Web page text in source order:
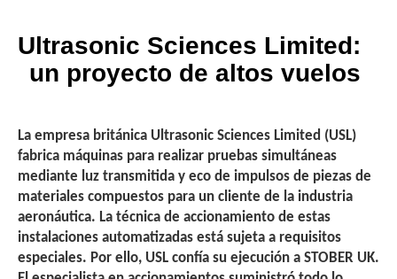
Ultrasonic Sciences Limited:
un proyecto de altos vuelos
La empresa británica Ultrasonic Sciences Limited (USL)
fabrica máquinas para realizar pruebas simultáneas
mediante luz transmitida y eco de impulsos de piezas de
materiales compuestos para un cliente de la industria
aeronáutica. La técnica de accionamiento de estas
instalaciones automatizadas está sujeta a requisitos
especiales. Por ello, USL confía su ejecución a STOBER UK.